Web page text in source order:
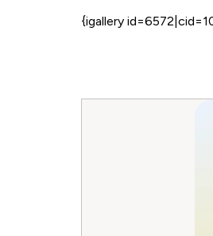
{igallery